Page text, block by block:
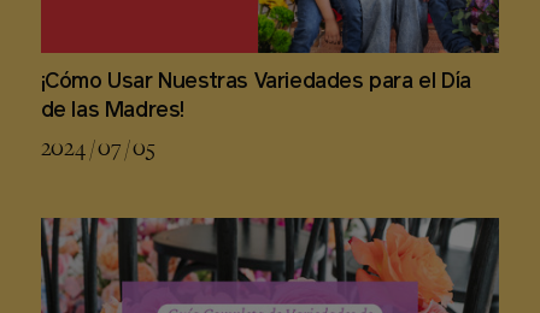
¡Cómo Usar Nuestras Variedades para el Día
de las Madres!
2024 / 07 / 05